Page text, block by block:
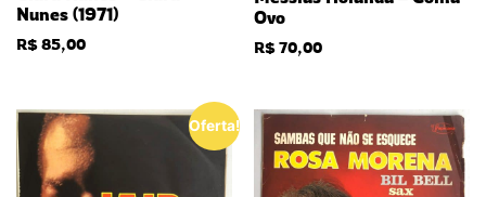
Nunes (1971)
R$85,00
Ovo
R$70,00
Oferta!